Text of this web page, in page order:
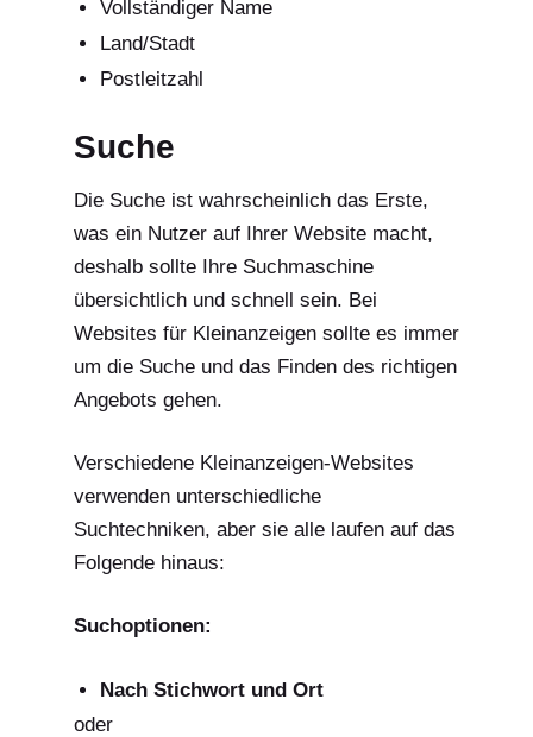
Vollständiger Name
Land/Stadt
Postleitzahl
Suche
Die Suche ist wahrscheinlich das Erste,
was ein Nutzer auf Ihrer Website macht,
deshalb sollte Ihre Suchmaschine
übersichtlich und schnell sein. Bei
Websites für Kleinanzeigen sollte es immer
um die Suche und das Finden des richtigen
Angebots gehen.
Verschiedene Kleinanzeigen-Websites
verwenden unterschiedliche
Suchtechniken, aber sie alle laufen auf das
Folgende hinaus:
Suchoptionen:
Nach Stichwort und Ort
oder